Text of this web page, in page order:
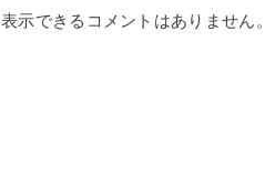
表示できるコメントはありません。